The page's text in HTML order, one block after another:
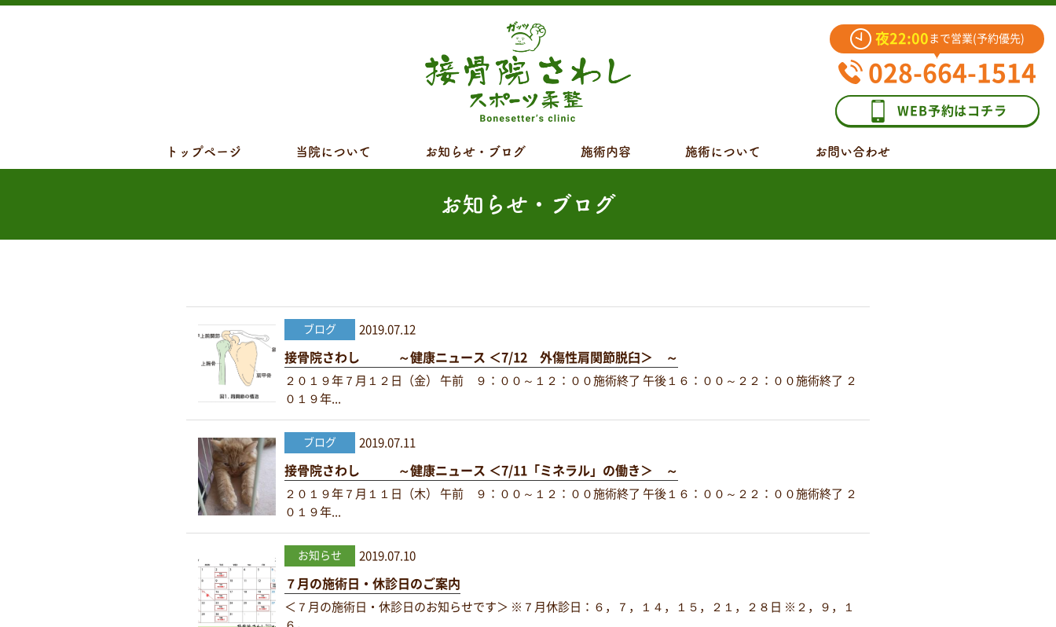
夜22:00 まで営業(予約優先)
028-664-1514
WEB予約はコチラ
トップページ 当院について お知らせ・ブログ 施術内容 施術について お問い合わせ
お知らせ・ブログ
ブログ 2019.07.12
接骨院さわし ～健康ニュース ＜7/12 外傷性肩関節脱臼＞ ～
２０１９年７月１２日（金） 午前 ９：００～１２：００施術終了 午後１６：００～２２：００施術終了 ２
０１９年...
ブログ 2019.07.11
接骨院さわし ～健康ニュース ＜7/11「ミネラル」の働き＞ ～
２０１９年７月１１日（木） 午前 ９：００～１２：００施術終了 午後１６：００～２２：００施術終了 ２
０１９年...
お知らせ 2019.07.10
７月の施術日・休診日のご案内
＜７月の施術日・休診日のお知らせです＞ ※７月休診日：６，７，１４，１５，２１，２８日 ※２，９，１